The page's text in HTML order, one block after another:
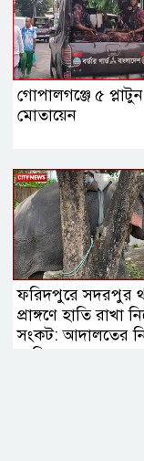
গোপালগঞ্জে ৫
মোতায়েন
ফরিদপুরে সদরপুর
প্রাঙ্গণে হাতি রাখা
সংকট: আদালতের
মালিকের কাছে